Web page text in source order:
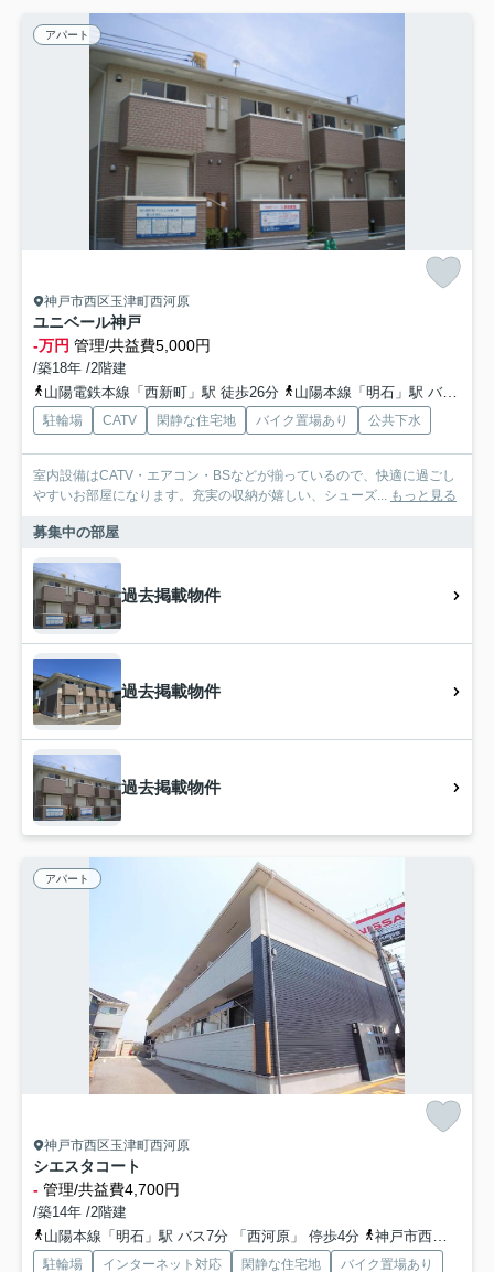
アパート
神戸市西区玉津町西河原
ユニベール神戸
-万円 管理/共益費5,000円
/築18年 /2階建
山陽電鉄本線「西新町」駅 徒歩26分
山陽本線「明石」駅 バス12分 神姫バス「西河原（兵庫県）」 停歩7分
駐輪場 CATV 閑静な住宅地 バイク置場あり 公共下水
室内設備はCATV・エアコン・BSなどが揃っているので、快適に過ごし
やすいお部屋になります。充実の収納が嬉しい、シューズ... もっと見る
募集中の部屋
過去掲載物件
過去掲載物件
過去掲載物件
アパート
神戸市西区玉津町西河原
シエスタコート
- 管理/共益費4,700円
/築14年 /2階建
山陽本線「明石」駅 バス7分 「西河原」 停歩4分
神戸市西神・山手線「伊川谷」駅 バス21分 「西河原」 停歩4分
駐輪場 インターネット対応 閑静な住宅地 バイク置場あり